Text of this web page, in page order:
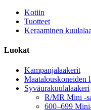
Kotiin
Tuotteet
Keraaminen
Luokat
Kampanjalaakerit
Maatalouskoneiden
Syväurakuulalaakeri
R/MR Mini -
600–699